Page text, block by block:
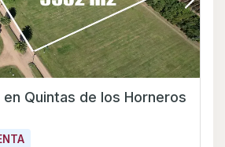
Quintas de los Horneros